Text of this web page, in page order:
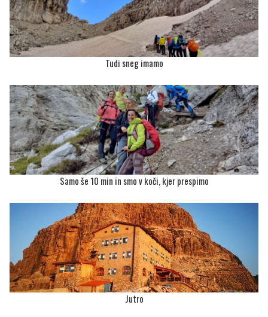
Tudi sneg imamo
Samo še 10 min in smo v koči, kjer prespimo
Jutro